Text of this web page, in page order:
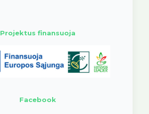
Projektus finansuoja
Facebook